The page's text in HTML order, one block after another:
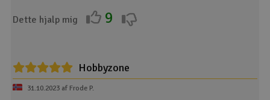
The most capable, versatile and easiest to fly scale trainer
prevent crashes and makes it easy to learn how to fly
Beginner, Intermediate and Experienced flight modes you
can easily change between at the flip of a switch
Dette hjalp mig 9
Hobbyzone
31.10.2023 af Frode P.